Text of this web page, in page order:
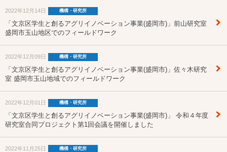
2022年12月14日 機構・研究所
「文京区学生と創るアグリイノベーション事業(盛岡市)」前山研究室
盛岡市玉山地区でのフィールドワーク
2022年12月09日 機構・研究所
「文京区学生と創るアグリイノベーション事業(盛岡市)」佐々木研究
室 盛岡市玉山地域でのフィールドワーク
2022年12月01日 機構・研究所
「文京区学生と創るアグリイノベーション事業(盛岡市)」 令和４年度
研究室合同プロジェクト第1回会議を開催しました
2022年11月25日 機構・研究所